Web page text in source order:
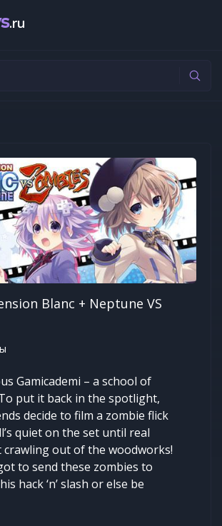
.ru
Blanc + Neptune VS
Gamicademi – a school of
put it back in the spotlight,
decide to film a zombie flick
quiet on the set until real
crawling out of the woodworks!
to send these zombies to
hack ‘n’ slash or else be